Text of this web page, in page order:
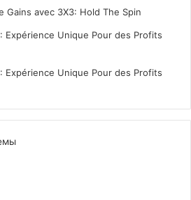
Gains avec 3X3: Hold The Spin
Expérience Unique Pour des Profits
Expérience Unique Pour des Profits